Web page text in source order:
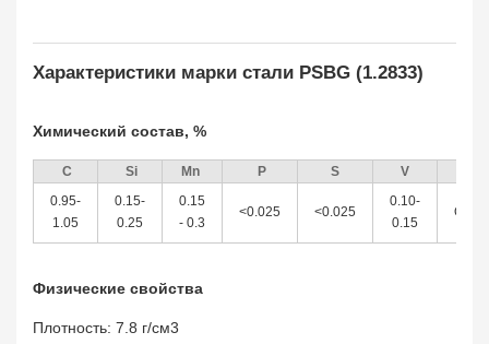
Характеристики марки стали PSBG (1.2833)
Химический состав, %
С Si Mn P S V
0.95-
1.05
0.15-
0.25
0.15
- 0.3
<0.025 <0.025
0.10-
0.15
Физические свойства
Плотность: 7.8 г/см3